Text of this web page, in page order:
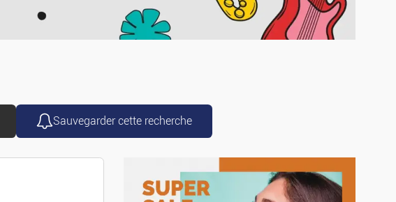
Motos/scooters
Accessoires/pièces
Sauvegarder cette recherche